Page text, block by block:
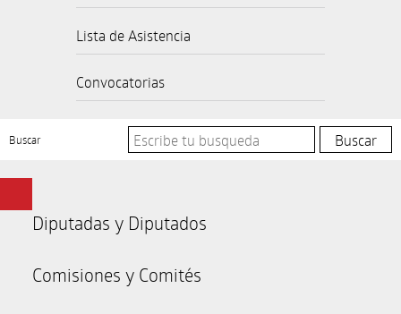
Lista de Asistencia
Convocatorias
Buscar
Diputadas y Diputados
Comisiones y Comités